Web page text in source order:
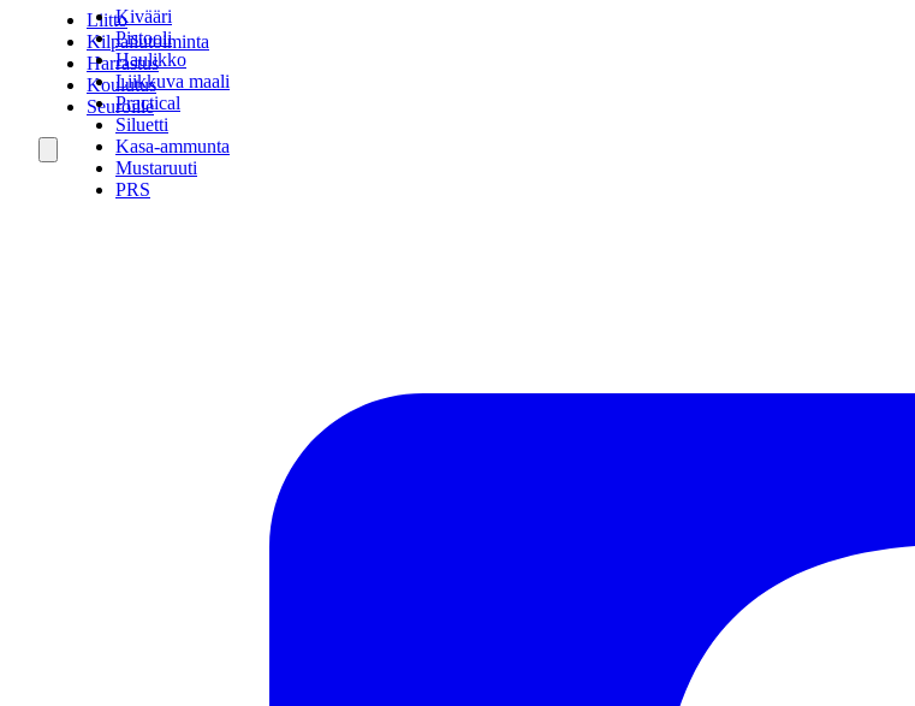
Kivääri
Pistooli
Haulikko
Liikkuva maali
Practical
Siluetti
Kasa-ammunta
Mustaruuti
PRS
Liitto
Kilpailutoiminta
Harrastus
Koulutus
Seuroille